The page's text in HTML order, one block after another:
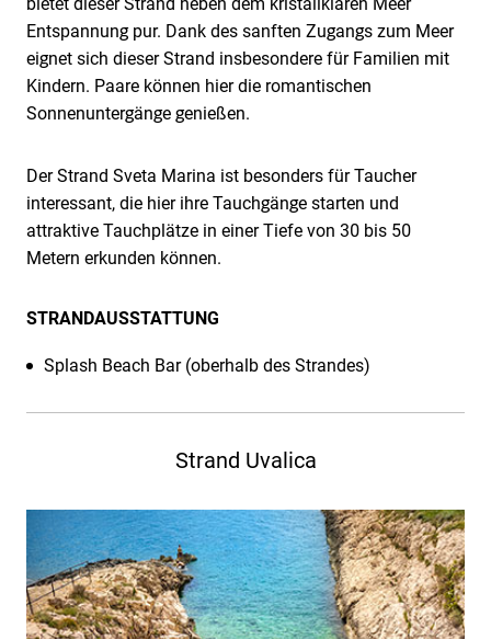
Entspannung pur. Dank des sanften Zugangs zum Meer
eignet sich dieser Strand insbesondere für Familien mit
Kindern. Paare können hier die romantischen
Sonnenuntergänge genießen.
Der Strand Sveta Marina ist besonders für Taucher
interessant, die hier ihre Tauchgänge starten und
attraktive Tauchplätze in einer Tiefe von 30 bis 50
Metern erkunden können.
STRANDAUSSTATTUNG
Splash Beach Bar (oberhalb des Strandes)
Strand Uvalica